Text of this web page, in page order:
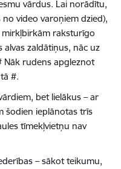
vārdus. Lai norādītu,
video varoņiem dzied),
mirkļbirkām raksturīgo
alvas zaldātiņus, nāc uz
Nāk rudens apgleznot
#.
bet lielākus – ar
šodien ieplānotas trīs
tīmekļvietņu nav
– sākot teikumu,